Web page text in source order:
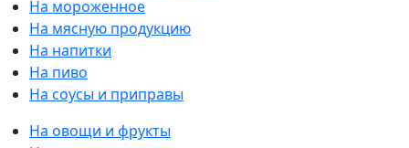
На мороженное
На мясную продукцию
На напитки
На пиво
На соусы и приправы
На овощи и фрукты